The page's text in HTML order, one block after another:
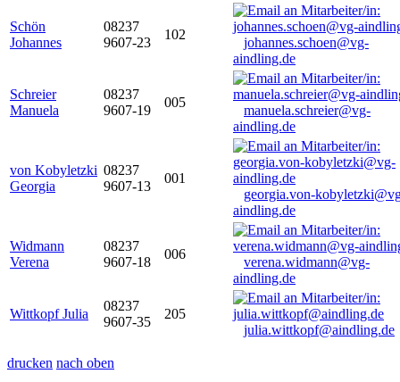
Schön
Johannes
08237
9607-23
102
johannes.schoen@vg-
aindling.de
Schreier
Manuela
08237
9607-19
005
manuela.schreier@vg-
aindling.de
von Kobyletzki
Georgia
08237
9607-13
001
georgia.von-
aindling.de
Widmann
Verena
08237
9607-18
006
verena.widmann@vg-
aindling.de
Wittkopf Julia
08237
9607-35
205
julia.wittkopf@aindling.de
drucken nach oben